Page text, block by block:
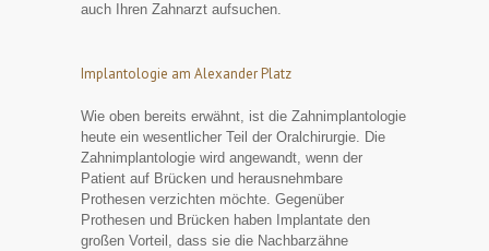
auch Ihren Zahnarzt aufsuchen.
Implantologie am Alexander Platz
Wie oben bereits erwähnt, ist die Zahnimplantologie
heute ein wesentlicher Teil der Oralchirurgie. Die
Zahnimplantologie wird angewandt, wenn der
Patient auf Brücken und herausnehmbare
Prothesen verzichten möchte. Gegenüber
Prothesen und Brücken haben Implantate den
großen Vorteil, dass sie die Nachbarzähne